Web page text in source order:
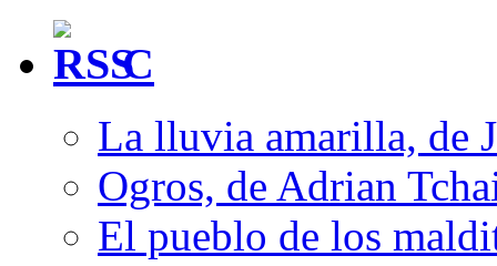
C
La lluvia amarilla, de
Ogros, de Adrian
El pueblo de los